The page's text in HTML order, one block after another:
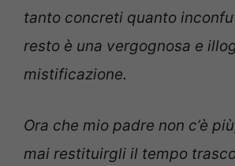
tanto concreti quanto
resto è una vergognosa e
mistificazione.
Ora che mio padre non c’è
mai restituirgli il tempo